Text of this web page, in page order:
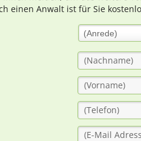
einen Anwalt ist für Sie
(Anrede)